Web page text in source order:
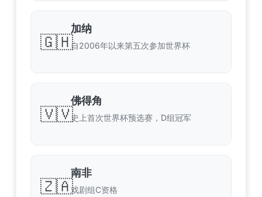
🇬🇭
加纳
自2006年以来第五次参加世界杯
🇻🇻
佛得角
史上首次世界杯预选赛，D组冠军
🇿🇦
南非
戏剧组C资格